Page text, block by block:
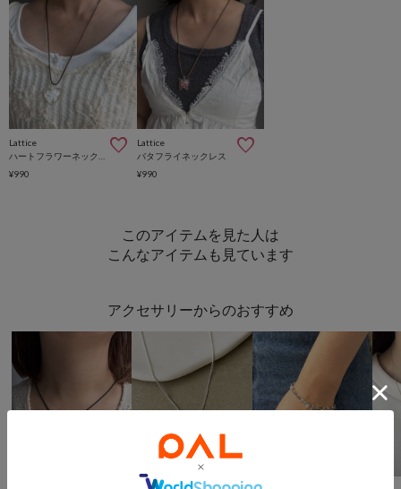
Lattice
¥990
Lattice
バタフライネックレス
¥990
このアイテムを見た人は
こんなアイテムも見ています
アクセサリーからのおすすめ